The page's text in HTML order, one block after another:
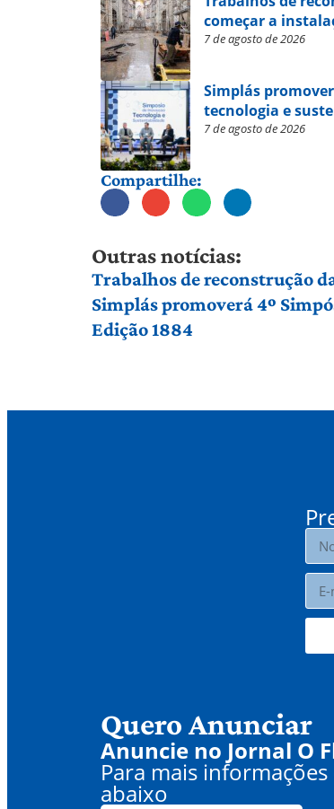
começar a
7 de agosto de 2026
Simplás
tecnologia e
7 de agosto de 2026
Compartilhe:
Outras notícias:
Trabalhos de reconstrução
Simplás promoverá 4º
Edição 1884
Quero Anunciar
Anuncie no Jornal O
Para mais
abaixo